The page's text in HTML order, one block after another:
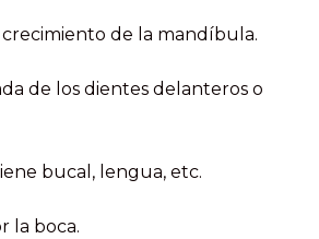
de la mandíbula.
de los dientes delanteros o
bucal, lengua, etc.
la boca.